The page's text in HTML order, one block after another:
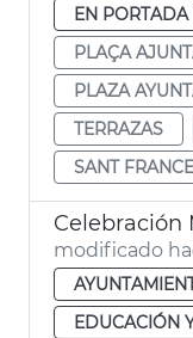
EN PORTADA
PLAÇA
PLAZA
TERRAZAS
SANT
modificado
EDUCACIÓN